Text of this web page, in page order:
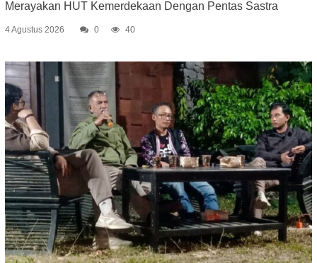
Merayakan HUT Kemerdekaan Dengan Pentas Sastra
4 Agustus 2026 0 40